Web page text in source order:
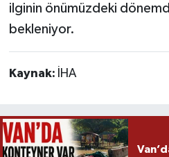
ilginin önümüzdeki
bekleniyor.
Kaynak: İHA